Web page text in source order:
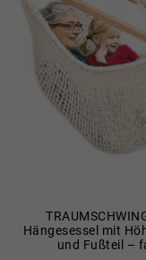
Hängesessel mit
und Fußteil –